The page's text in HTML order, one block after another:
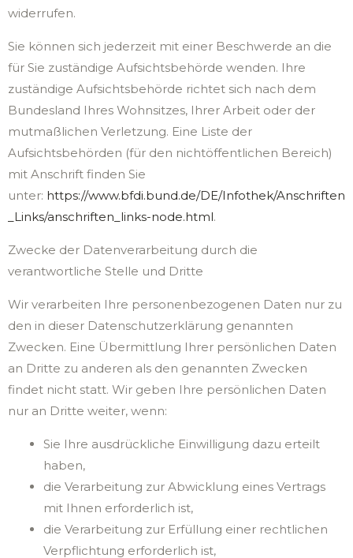
widerrufen.
Sie können sich jederzeit mit einer Beschwerde an die
für Sie zuständige Aufsichtsbehörde wenden. Ihre
zuständige Aufsichtsbehörde richtet sich nach dem
Bundesland Ihres Wohnsitzes, Ihrer Arbeit oder der
mutmaßlichen Verletzung. Eine Liste der
Aufsichtsbehörden (für den nichtöffentlichen Bereich)
mit Anschrift finden Sie
unter: https://www.bfdi.bund.de/DE/Infothek/Anschriften
_Links/anschriften_links-node.html.
Zwecke der Datenverarbeitung durch die
verantwortliche Stelle und Dritte
Wir verarbeiten Ihre personenbezogenen Daten nur zu
den in dieser Datenschutzerklärung genannten
Zwecken. Eine Übermittlung Ihrer persönlichen Daten
an Dritte zu anderen als den genannten Zwecken
findet nicht statt. Wir geben Ihre persönlichen Daten
nur an Dritte weiter, wenn:
Sie Ihre ausdrückliche Einwilligung dazu erteilt
haben,
die Verarbeitung zur Abwicklung eines Vertrags
mit Ihnen erforderlich ist,
die Verarbeitung zur Erfüllung einer rechtlichen
Verpflichtung erforderlich ist,